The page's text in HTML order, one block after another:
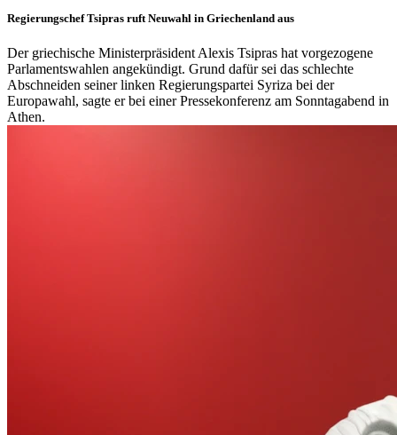
Regierungschef Tsipras ruft Neuwahl in Griechenland aus
Der griechische Ministerpräsident Alexis Tsipras hat vorgezogene
Parlamentswahlen angekündigt. Grund dafür sei das schlechte
Abschneiden seiner linken Regierungspartei Syriza bei der
Europawahl, sagte er bei einer Pressekonferenz am Sonntagabend in
Athen.